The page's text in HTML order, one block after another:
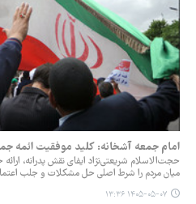
امام جمعه آشخانه: کلید موفقیت ائمه
حجت‌الاسلام شریعتی‌نژاد ایفای نقش پدرانه،
میان مردم را شرط اصلی حل مشکلات و جلب
۱۴۰۵-۰۵-۰۷ ۱۳:۳۶